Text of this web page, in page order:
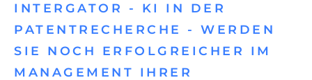
INTERGATOR - KI IN DER
PATENTRECHERCHE - WERDEN
SIE NOCH ERFOLGREICHER IM
MANAGEMENT IHRER